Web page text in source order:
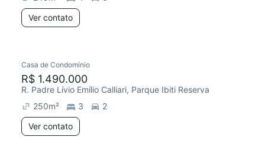
Ver contato
Casa de Condomínio
R$ 1.490.000
R. Padre Lívio Emílio Calliari, Parque Ibiti Reserva
250m² 3
2
Ver contato